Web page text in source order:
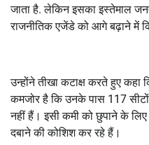
जाता है. लेकिन इसका इस्तेमाल
राजनीतिक एजेंडे को आगे बढ़ाने में
उन्होंने तीखा कटाक्ष करते हुए कहा
कमजोर है कि उनके पास 117
नहीं हैं। इसी कमी को छुपाने के
दबाने की कोशिश कर रहे हैं।